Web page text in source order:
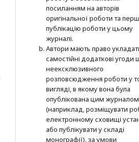
посиланням на авторів
оригінальної роботи та
публікацію роботи у цьому
журналі.
Автори мають право
самостійні додаткові угоди
неексклюзивного
розповсюдження роботи у
вигляді, в якому вона була
опублікована цим журналом
(наприклад, розміщувати
електронному сховищі
або публікувати у складі
монографії), за умови